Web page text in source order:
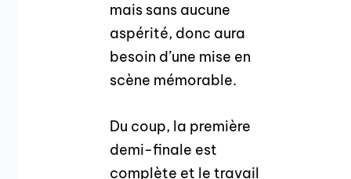
mais sans aucune
aspérité, donc aura
besoin d’une mise en
scène mémorable.
Du coup, la première
demi-finale est
complète et le travail